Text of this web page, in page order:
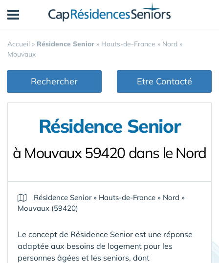
Accueil » Résidence Senior » Hauts-de-France » Nord »
Mouvaux
Rechercher Etre Contacté
Résidence Senior
à Mouvaux 59420 dans le Nord
Résidence Senior» Hauts-de-France » Nord »
Mouvaux (59420)
Le concept de Résidence Senior est une réponse
adaptée aux besoins de logement pour les
personnes âgées et les seniors, dont